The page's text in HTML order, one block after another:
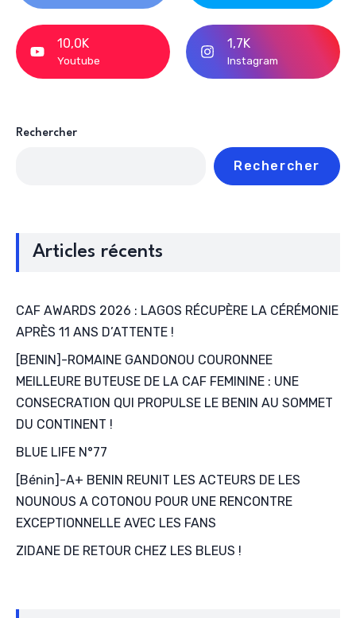
10,0K
Youtube
1,7K
Instagram
Rechercher
Rechercher
Articles récents
CAF AWARDS 2026 : LAGOS RÉCUPÈRE LA CÉRÉMONIE
APRÈS 11 ANS D’ATTENTE !
[BENIN]-ROMAINE GANDONOU COURONNEE
MEILLEURE BUTEUSE DE LA CAF FEMININE : UNE
CONSECRATION QUI PROPULSE LE BENIN AU SOMMET
DU CONTINENT !
BLUE LIFE N°77
[Bénin]-A+ BENIN REUNIT LES ACTEURS DE LES
NOUNOUS A COTONOU POUR UNE RENCONTRE
EXCEPTIONNELLE AVEC LES FANS
ZIDANE DE RETOUR CHEZ LES BLEUS !